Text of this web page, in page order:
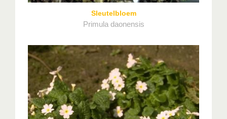
Sleutelbloem
Primula daonensis